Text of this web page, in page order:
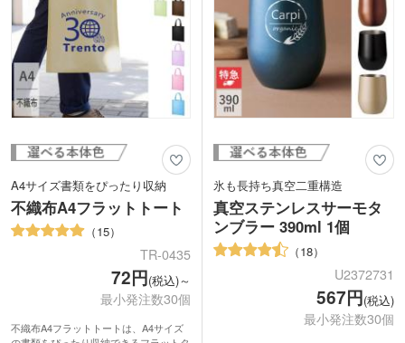
A4サイズ書類をぴったり収納
不織布A4フラットトート
15
TR-0435
72円(税込)～
最小発注数30個
不織布A4フラットトートは、A4サイズ
氷も長持ち真空二重構造
真空ステンレスサーモタ
ンブラー 390ml 1個
18
U2372731
567円(税込)
最小発注数30個